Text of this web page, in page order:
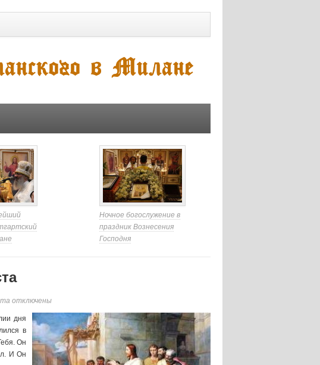
Ночное богослужение в
праздник Вознесения
Господня
отключены
дня
в
Он
И Он